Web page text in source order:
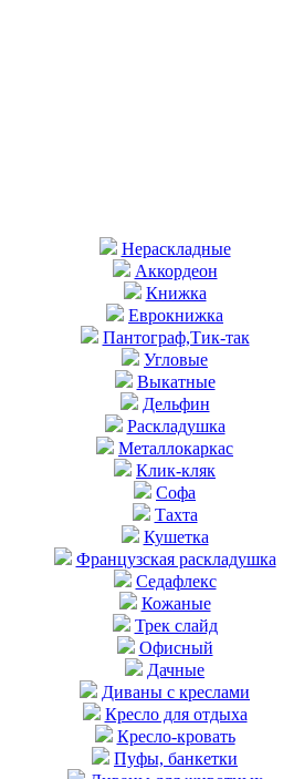
Нераскладные
Аккордеон
Книжка
Еврокнижка
Пантограф,Тик-так
Угловые
Выкатные
Дельфин
Раскладушка
Металлокаркас
Клик-кляк
Софа
Тахта
Кушетка
Французская раскладушка
Седафлекс
Кожаные
Трек слайд
Офисный
Дачные
Диваны с креслами
Кресло для отдыха
Кресло-кровать
Пуфы, банкетки